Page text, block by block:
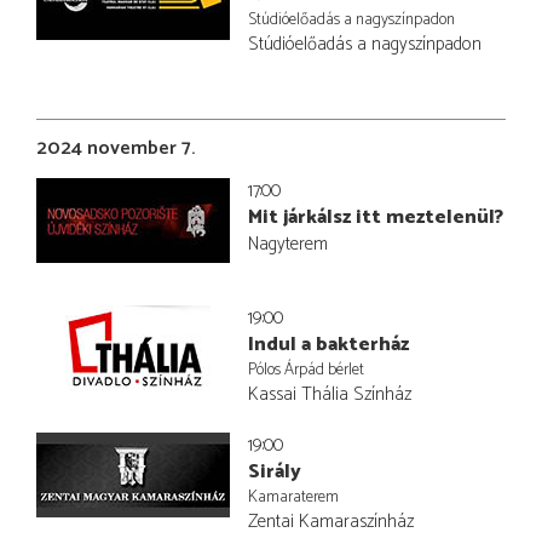
Stúdióelőadás a nagyszínpadon
Stúdióelőadás a nagyszínpadon
2024 november 7.
17:00
Mit járkálsz itt meztelenül?
Nagyterem
19:00
Indul a bakterház
Pólos Árpád bérlet
Kassai Thália Színház
19:00
Sirály
Kamaraterem
Zentai Kamaraszínház